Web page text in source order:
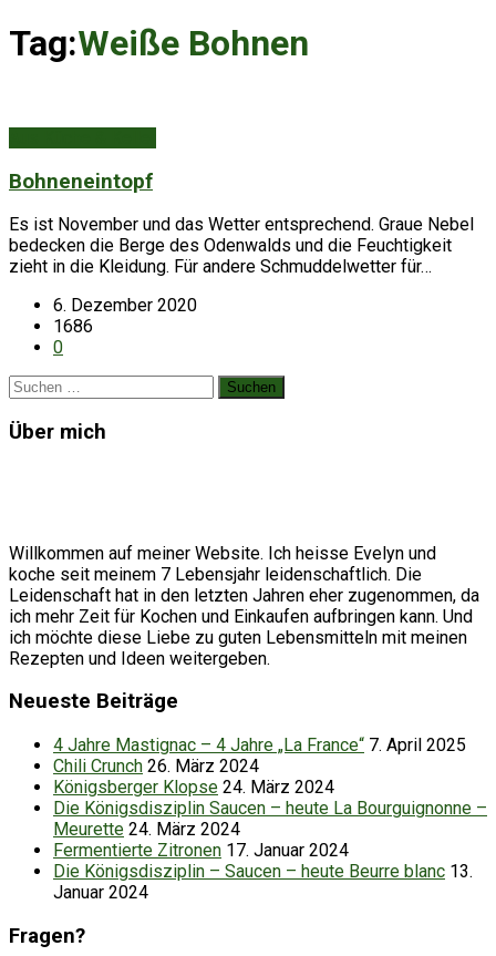
Tag:Weiße Bohnen
Bohneneintopf
Es ist November und das Wetter entsprechend. Graue Nebel
bedecken die Berge des Odenwalds und die Feuchtigkeit
zieht in die Kleidung. Für andere Schmuddelwetter für…
6. Dezember 2020
1686
0
Suchen
Über mich
Willkommen auf meiner Website. Ich heisse Evelyn und
koche seit meinem 7 Lebensjahr leidenschaftlich. Die
Leidenschaft hat in den letzten Jahren eher zugenommen, da
ich mehr Zeit für Kochen und Einkaufen aufbringen kann. Und
ich möchte diese Liebe zu guten Lebensmitteln mit meinen
Rezepten und Ideen weitergeben.
Neueste Beiträge
4 Jahre Mastignac – 4 Jahre „La France“ 7. April 2025
Chili Crunch 26. März 2024
Königsberger Klopse 24. März 2024
Die Königsdisziplin Saucen – heute La Bourguignonne –
Meurette 24. März 2024
Fermentierte Zitronen 17. Januar 2024
Die Königsdisziplin – Saucen – heute Beurre blanc 13.
Januar 2024
Fragen?